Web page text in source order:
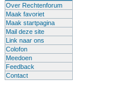
Over Rechtenforum
Maak favoriet
Maak startpagina
Mail deze site
Link naar ons
Colofon
Meedoen
Feedback
Contact